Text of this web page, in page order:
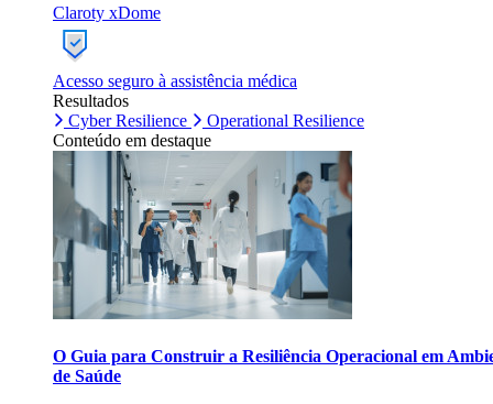
Claroty xDome
Acesso seguro à assistência médica
Resultados
Cyber Resilience
Operational Resilience
Conteúdo em destaque
O Guia para Construir a Resiliência Operacional em
de Saúde